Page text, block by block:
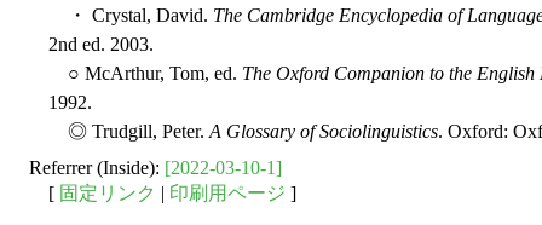
・ Crystal, David. The Cambridge Encyclopedia of
2nd ed. 2003.
○ McArthur, Tom, ed. The Oxford Companion to the English
1992.
◎ Trudgill, Peter. A Glossary of Sociolinguistics. Oxford:
Referrer (Inside): [2022-03-10-1]
[ 固定リンク | 印刷用ページ ]